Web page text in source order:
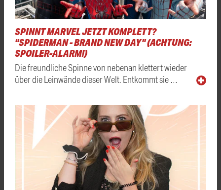
SPINNT MARVEL JETZT KOMPLETT?
"SPIDERMAN - BRAND NEW DAY" (ACHTUNG:
SPOILER-ALARM!)
Die freundliche Spinne von nebenan klettert wieder
über die Leinwände dieser Welt. Entkommt sie …